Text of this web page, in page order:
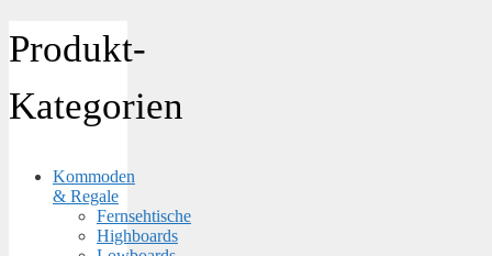
Produkt-
Kategorien
Kommoden
& Regale
Fernsehtische
Highboards